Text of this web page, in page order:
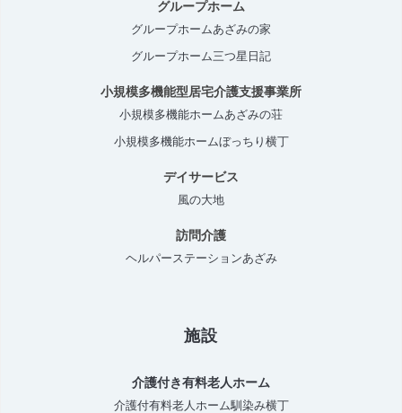
グループホーム
グループホームあざみの家
グループホーム三つ星日記
小規模多機能型居宅介護支援事業所
小規模多機能ホームあざみの荘
小規模多機能ホームぼっちり横丁
デイサービス
風の大地
訪問介護
ヘルパーステーションあざみ
施設
介護付き有料老人ホーム
介護付有料老人ホーム馴染み横丁